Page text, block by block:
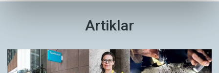
Artiklar